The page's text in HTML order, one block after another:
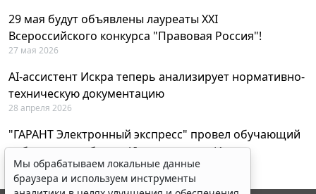
29 мая будут объявлены лауреаты XXI
Всероссийского конкурса "Правовая Россия"!
27 мая 2026
AI-ассистент Искра теперь анализирует нормативно-
техническую документацию
28 апреля 2026
"ГАРАНТ Электронный экспресс" провел обучающий
вебинар по работе с AI-ассистентом Искра
23 апреля 2026
Мы обрабатываем локальные данные
браузера и используем инструменты